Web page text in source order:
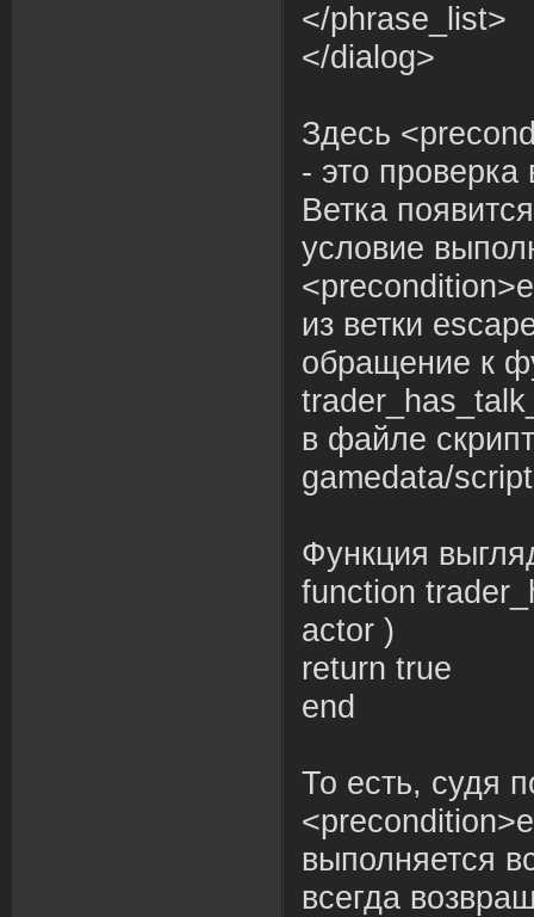
</phrase_list>
</dialog>
Здесь
- это
Ветка
условие
из ветки
обращение к
в файле
gamedata/
Функция
function
actor )
return true
end
То есть, судя
выполняется
всегда